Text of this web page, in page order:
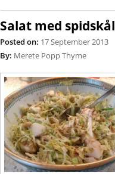
Salat med spidskål
Posted on: 17 September 2013
By: Merete Popp Thyme